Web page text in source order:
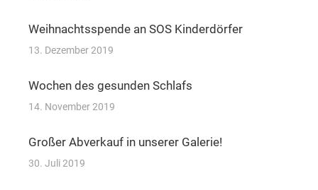
Weihnachtsspende an SOS Kinderdörfer
13. Dezember 2019
Wochen des gesunden Schlafs
14. November 2019
Großer Abverkauf in unserer Galerie!
30. Juli 2019